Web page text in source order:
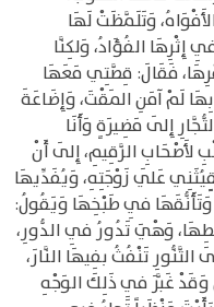
وَتَلَمَّظَتْ لَهَا
إِثْرِهَا الفُؤَادُ، وَلكِنَّا
فَقَالَ: قِصَّتِي مَعَهَا
لَمْ آمَنِ المَقْتَ، وَإِضَاعَةَ
إِلَى مَضِيرَةٍ وَأَنَا
لأَصْحَابِ الرَّقِيمِ، إِلَى أَنْ
عَلَي زَوْجَتِهِ، وَيُفَدِّيهَا
فِي طَبْخِهَا وَيَقُولُ:
وَهْيَ تَدُورُ فِي الدُّورِ،
تَنْفُثُ بفِيهَا النَّارَ،
وَقَدْ غَبَّرَ فِي ذَلِكَ الوَجْهِ